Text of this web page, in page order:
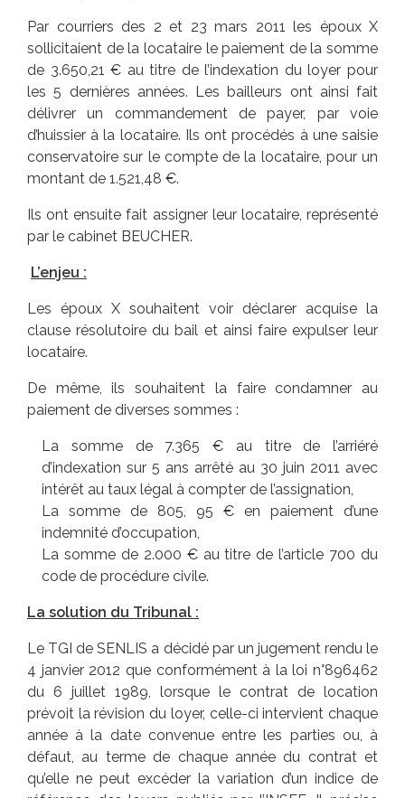
Par courriers des 2 et 23 mars 2011 les époux X
sollicitaient de la locataire le paiement de la somme
de 3.650,21 € au titre de l’indexation du loyer pour
les 5 dernières années. Les bailleurs ont ainsi fait
délivrer un commandement de payer, par voie
d’huissier à la locataire. Ils ont procédés à une saisie
conservatoire sur le compte de la locataire, pour un
montant de 1.521,48 €.
Ils ont ensuite fait assigner leur locataire, représenté
par le cabinet BEUCHER.
L’enjeu :
Les époux X souhaitent voir déclarer acquise la
clause résolutoire du bail et ainsi faire expulser leur
locataire.
De même, ils souhaitent la faire condamner au
paiement de diverses sommes :
La somme de 7.365 € au titre de l’arriéré
d’indexation sur 5 ans arrêté au 30 juin 2011 avec
intérêt au taux légal à compter de l’assignation,
La somme de 805, 95 € en paiement d’une
indemnité d’occupation,
La somme de 2.000 € au titre de l’article 700 du
code de procédure civile.
La solution du Tribunal :
Le TGI de SENLIS a décidé par un jugement rendu le
4 janvier 2012 que conformément à la loi n°896462
du 6 juillet 1989, lorsque le contrat de location
prévoit la révision du loyer, celle-ci intervient chaque
année à la date convenue entre les parties ou, à
défaut, au terme de chaque année du contrat et
qu’elle ne peut excéder la variation d’un indice de